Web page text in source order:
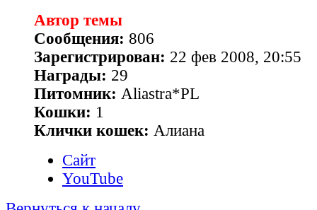
Автор темы
Сообщения: 806
Зарегистрирован: 22 фев 2008, 20:55
Награды: 29
Питомник: Aliastra*PL
Кошки: 1
Клички кошек: Алиана
Сайт
YouTube